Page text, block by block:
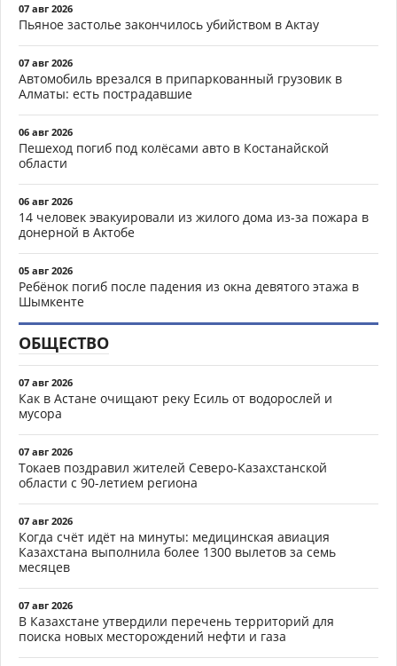
07 авг 2026
Пьяное застолье закончилось убийством в Актау
07 авг 2026
Автомобиль врезался в припаркованный грузовик в
Алматы: есть пострадавшие
06 авг 2026
Пешеход погиб под колёсами авто в Костанайской
области
06 авг 2026
14 человек эвакуировали из жилого дома из-за пожара в
донерной в Актобе
05 авг 2026
Ребёнок погиб после падения из окна девятого этажа в
Шымкенте
ОБЩЕСТВО
07 авг 2026
Как в Астане очищают реку Есиль от водорослей и
мусора
07 авг 2026
Токаев поздравил жителей Северо-Казахстанской
области с 90-летием региона
07 авг 2026
Когда счёт идёт на минуты: медицинская авиация
Казахстана выполнила более 1300 вылетов за семь
месяцев
07 авг 2026
В Казахстане утвердили перечень территорий для
поиска новых месторождений нефти и газа